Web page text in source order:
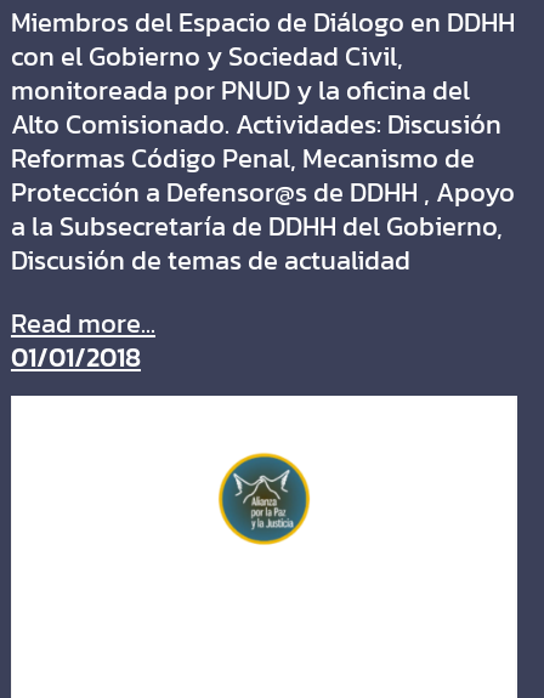
Miembros del Espacio de Diálogo en DDHH
con el Gobierno y Sociedad Civil,
monitoreada por PNUD y la oficina del
Alto Comisionado.​ Actividades:​ Discusión
Reformas Código Penal​, Mecanismo de
Protección a Defensor@s de DDHH , Apoyo
a la Subsecretaría de DDHH del Gobierno​,
Discusión de temas de actualidad​
Read more...
01/01/2018